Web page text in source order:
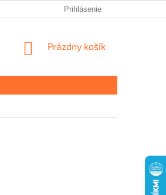
Prihlásenie
NÁKUPNÝ
Prázdny košík